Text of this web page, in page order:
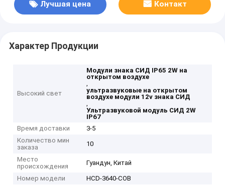
Лучшая цена Контакт
Характер Продукции
Высокий свет
Модули знака СИД IP65 2W на
открытом воздухе
,
ультразвуковые на открытом
воздухе модули 12v знака СИД
,
Ультразвуковой модуль СИД 2W
IP67
Время доставки
3-5
Количество мин
заказа
10
Место
происхождения
Гуандун, Китай
Номер модели
HCD-3640-COB